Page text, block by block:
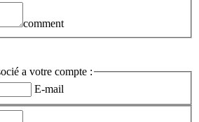
comment
a votre compte :
E-mail